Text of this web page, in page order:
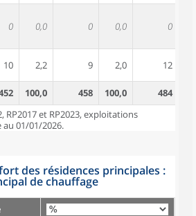
0 0,0 0 0,0 0
10 2,2 9 2,0 12
100,0 458 100,0 484
RP2017 et RP2023, exploitations
01/01/2026.
des résidences principales :
de chauffage